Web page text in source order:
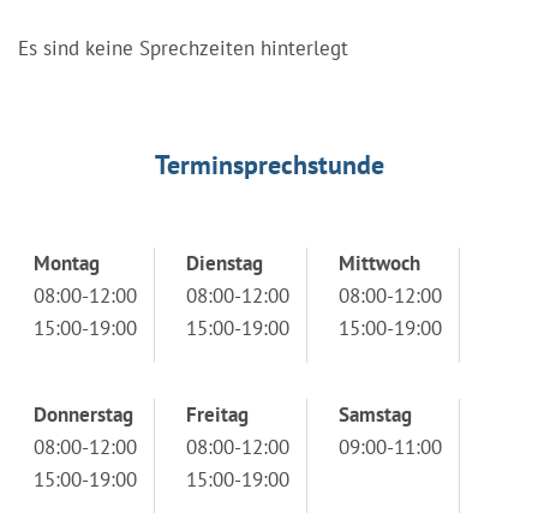
Es sind keine Sprechzeiten hinterlegt
Terminsprechstunde
Montag
08:00-12:00
15:00-19:00
Dienstag
08:00-12:00
15:00-19:00
Mittwoch
08:00-12:00
15:00-19:00
Donnerstag
08:00-12:00
15:00-19:00
Freitag
08:00-12:00
15:00-19:00
Samstag
09:00-11:00